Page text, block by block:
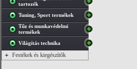
tartozék
Tuning, Sport termékek
Tűz és munkavédelmi
termékek
Világítás technika
+ Festékek és kiegészítők